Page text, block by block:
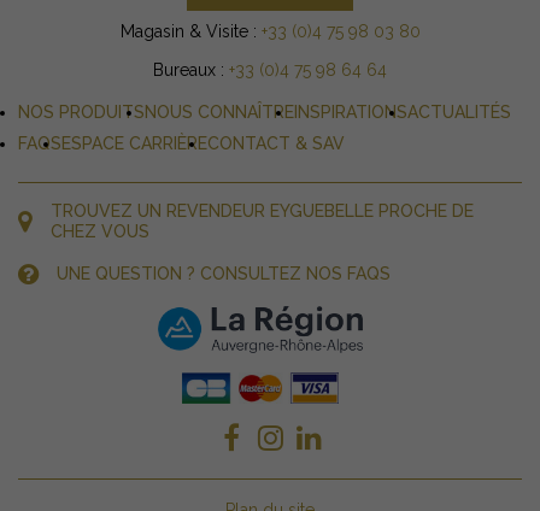
Magasin & Visite : +33 (0)4 75 98 03 80
Bureaux : +33 (0)4 75 98 64 64
NOS PRODUITSNOUS CONNAÎTRE INSPIRATIONSACTUALITÉS
FAQSESPACE CARRIÈRECONTACT & SAV
TROUVEZ UN REVENDEUR EYGUEBELLE PROCHE DE
CHEZ VOUS
UNE QUESTION ? CONSULTEZ NOS FAQS